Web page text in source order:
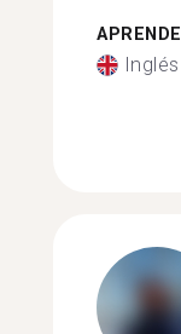
APRENDE
Inglés